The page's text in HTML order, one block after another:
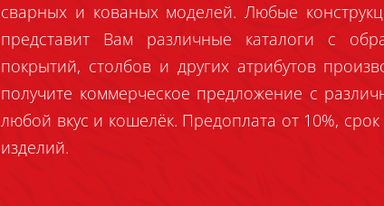
сварных и кованых моделей. Любые
представит Вам различные каталоги с
покрытий, столбов и других атрибутов
получите коммерческое предложение с
любой вкус и кошелёк. Предоплата от 10%,
изделий.